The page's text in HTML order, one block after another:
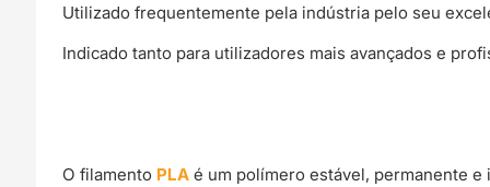
Utilizado frequentemente pela indústria pelo seu
Indicado tanto para utilizadores mais avançados e
O filamento PLA é um polímero estável, permanente e